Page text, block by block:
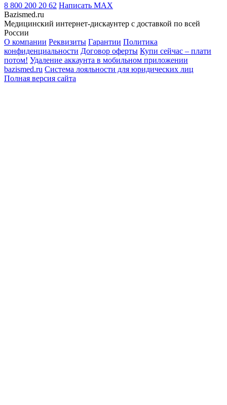
8 800 200 20 62 Написать MAX
Bazismed.ru
Медицинский интернет-дискаунтер с доставкой по всей
России
О компании Реквизиты Гарантии Политика
конфиденциальности Договор оферты Купи сейчас – плати
потом! Удаление аккаунта в мобильном приложении
bazismed.ru Система лояльности для юридических лиц
Полная версия сайта